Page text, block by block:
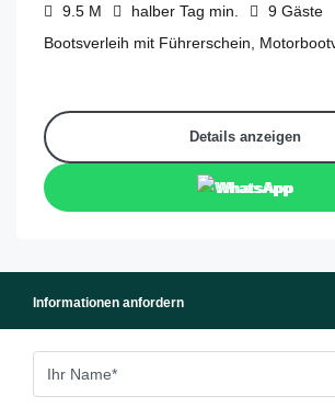
9.5 M halber Tag min. 9 Gäste
Bootsverleih mit Führerschein,
Details anzeigen
WhatsApp
Informationen anfordern